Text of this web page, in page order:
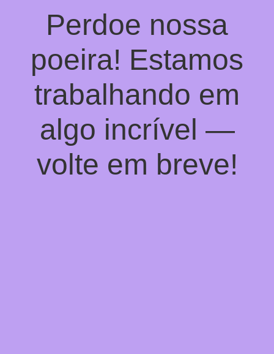
Perdoe nossa
poeira! Estamos
trabalhando em
algo incrível —
volte em breve!